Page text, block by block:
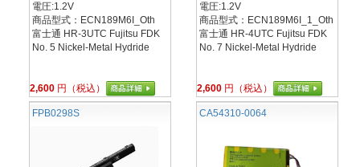
電圧:1.2V
商品型式：ECN189M6I_Oth
富士通 HR-3UTC Fujitsu FDK
No. 5 Nickel-Metal Hydride
2,600 円（税込）
電圧:1.2V
商品型式：ECN189M6I_1_Oth
富士通 HR-4UTC Fujitsu FDK
No. 7 Nickel-Metal Hydride
2,600 円（税込）
FPB0298S CA54310-0064